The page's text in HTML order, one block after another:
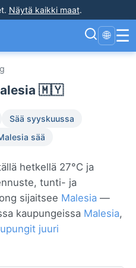
. Näytä kaikki maat.
🌐 ☰
🇲🇾
Sää syyskuussa
sää
hetkellä 27°C ja
tunti- ja
sijaitsee Malesia —
kaupungeissa Malesia,
juuri